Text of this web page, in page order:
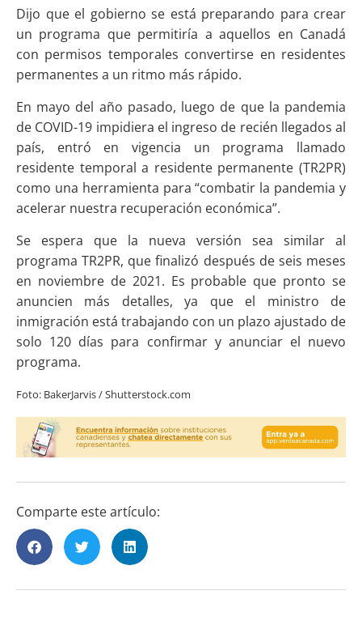
Dijo que el gobierno se está preparando para crear
un programa que permitiría a aquellos en Canadá
con permisos temporales convertirse en residentes
permanentes a un ritmo más rápido.
En mayo del año pasado, luego de que la pandemia
de COVID-19 impidiera el ingreso de recién llegados al
país, entró en vigencia un programa llamado
residente temporal a residente permanente (TR2PR)
como una herramienta para “combatir la pandemia y
acelerar nuestra recuperación económica”.
Se espera que la nueva versión sea similar al
programa TR2PR, que finalizó después de seis meses
en noviembre de 2021. Es probable que pronto se
anuncien más detalles, ya que el ministro de
inmigración está trabajando con un plazo ajustado de
solo 120 días para confirmar y anunciar el nuevo
programa.
Foto: BakerJarvis / Shutterstock.com
Comparte este artículo: